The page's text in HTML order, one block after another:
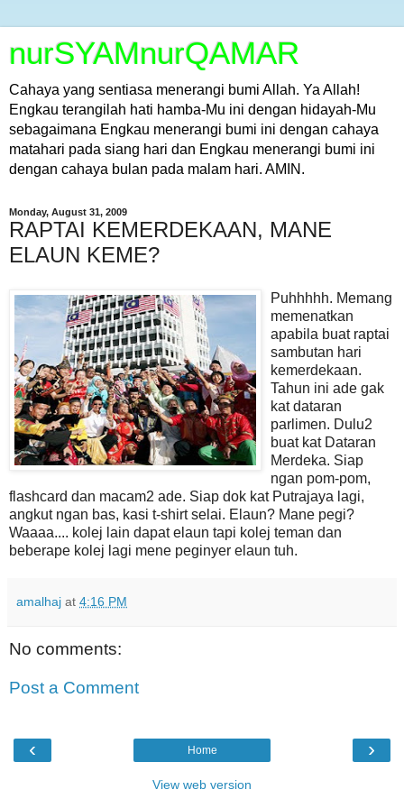
nurSYAMnurQAMAR
Cahaya yang sentiasa menerangi bumi Allah. Ya Allah!
Engkau terangilah hati hamba-Mu ini dengan hidayah-Mu
sebagaimana Engkau menerangi bumi ini dengan cahaya
matahari pada siang hari dan Engkau menerangi bumi ini
dengan cahaya bulan pada malam hari. AMIN.
Monday, August 31, 2009
RAPTAI KEMERDEKAAN, MANE
ELAUN KEME?
Puhhhhh. Memang
memenatkan
apabila buat raptai
sambutan hari
kemerdekaan.
Tahun ini ade gak
kat dataran
parlimen. Dulu2
buat kat Dataran
Merdeka. Siap
ngan pom-pom,
flashcard dan macam2 ade. Siap dok kat Putrajaya lagi,
angkut ngan bas, kasi t-shirt selai. Elaun? Mane pegi?
Waaaa.... kolej lain dapat elaun tapi kolej teman dan
beberape kolej lagi mene peginyer elaun tuh.
amalhaj at 4:16 PM
No comments:
Post a Comment
‹ ›
Home
View web version